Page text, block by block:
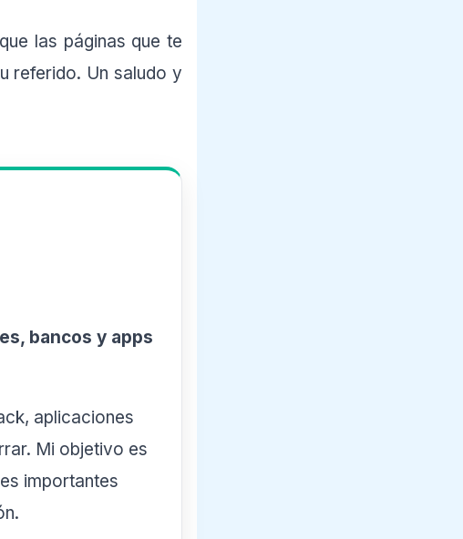
las páginas que te
referido. Un saludo y
bancos y apps
aplicaciones
Mi objetivo es
importantes